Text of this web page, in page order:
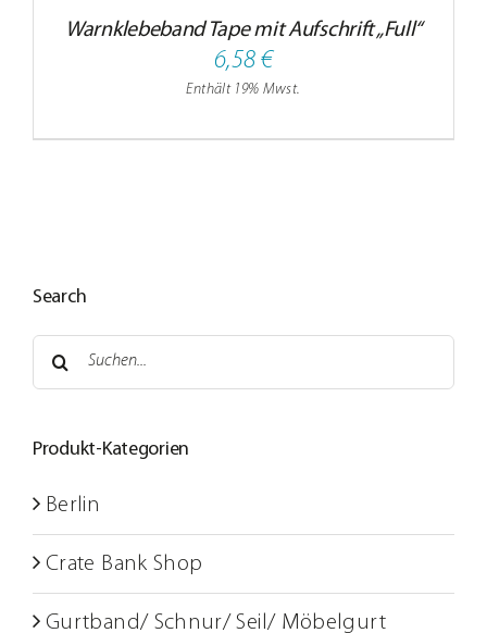
Warnklebeband Tape mit Aufschrift „Full“
6,58 €
Enthält 19% Mwst.
Search
Suche
nach:
Produkt-Kategorien
Berlin
Crate Bank Shop
Gurtband/ Schnur/ Seil/ Möbelgurt